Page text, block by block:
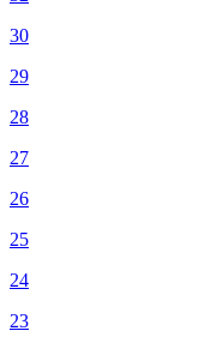
30
29
28
27
26
25
24
23